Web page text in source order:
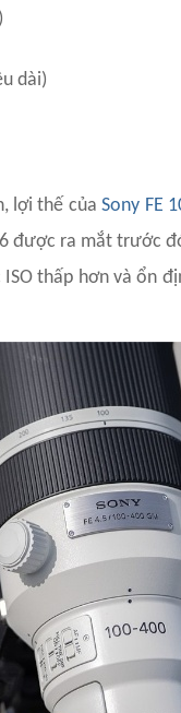
dài)
lợi thế củaSony FE
được ra mắt trước
thấp hơn và ổn